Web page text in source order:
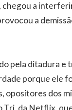
a
a
pela ditadura e
porque ele
opositores dos
Tri, da Netflix,